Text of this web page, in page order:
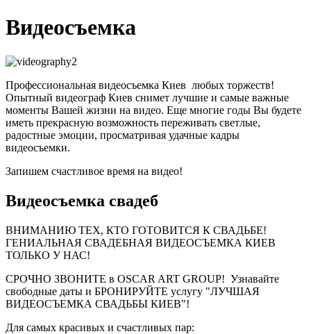
Видеосъемка
Профессиональная видеосъемка Киев любых торжеств!
Опытный видеограф Киев снимет лучшие и самые важные
моменты Вашей жизни на видео. Еще многие годы Вы будете
иметь прекрасную возможность переживать светлые,
радостные эмоции, просматривая удачные кадры
видеосъемки.
Запишем счастливое время на видео!
Видеосъемка свадеб
ВНИМАНИЮ ТЕХ, КТО ГОТОВИТСЯ К СВАДЬБЕ!
ГЕНИАЛЬНАЯ СВАДЕБНАЯ ВИДЕОСЪЕМКА КИЕВ
ТОЛЬКО У НАС!
СРОЧНО ЗВОНИТЕ в OSCAR ART GROUP! Узнавайте
свободные даты и БРОНИРУЙТЕ услугу "ЛУЧШАЯ
ВИДЕОСЪЕМКА СВАДЬБЫ КИЕВ"!
Для самых красивых и счастливых пар: